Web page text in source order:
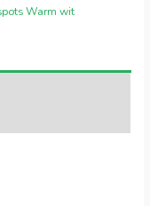
Warm wit